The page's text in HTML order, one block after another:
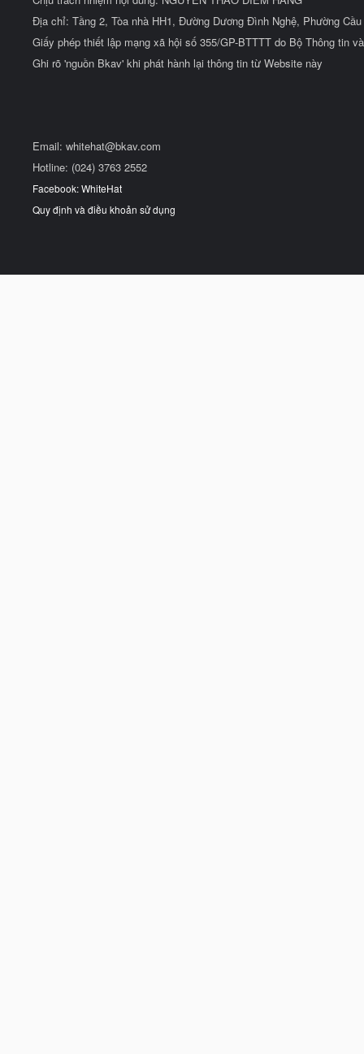
Địa chỉ: Tầng 2, Tòa nhà HH1, Đường Dương Đình Nghệ, Phường
Giấy phép thiết lập mạng xã hội số 355/GP-BTTTT do Bộ Thông tin
Ghi rõ 'nguồn Bkav' khi phát hành lại thông tin từ Website này
Email: whitehat@bkav.com
Hotline: (024) 3763 2552
Facebook: WhiteHat
Quy định và điều khoản sử dụng